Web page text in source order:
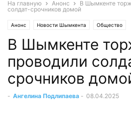
На главную Анонс
В Шымкенте
солдат-срочников домой
Анонс Новости Шымкента Общество
В Шымкенте
проводили
срочников
- Ангелина Подлипаева - 08.04.2025